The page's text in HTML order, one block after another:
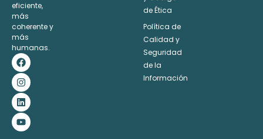
eficiente,
más
coherente y
más
humanas.
F
a
c
e
b
o
o
k
I
n
s
t
a
g
r
a
m
L
i
n
k
e
d
i
n
Y
o
u
t
u
b
e
de Ética
Política de
Calidad y
Seguridad
de la
Información